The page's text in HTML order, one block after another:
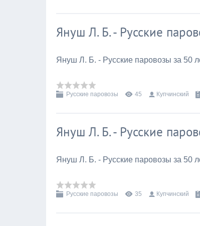
Януш Л. Б. - Русские
Януш Л. Б. - Русские паровозы за 50
Русские паровозы 45 Купчинский
Януш Л. Б. - Русские
Януш Л. Б. - Русские паровозы за 50
Русские паровозы 35 Купчинский